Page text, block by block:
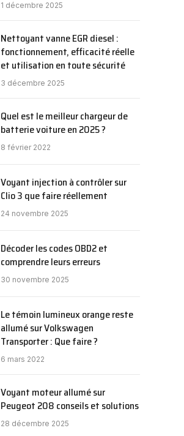
1 décembre 2025
Nettoyant vanne EGR diesel :
fonctionnement, efficacité réelle
et utilisation en toute sécurité
3 décembre 2025
Quel est le meilleur chargeur de
batterie voiture en 2025 ?
8 février 2022
Voyant injection à contrôler sur
Clio 3 que faire réellement
24 novembre 2025
Décoder les codes OBD2 et
comprendre leurs erreurs
30 novembre 2025
Le témoin lumineux orange reste
allumé sur Volkswagen
Transporter : Que faire ?
6 mars 2022
Voyant moteur allumé sur
Peugeot 208 conseils et solutions
28 décembre 2025